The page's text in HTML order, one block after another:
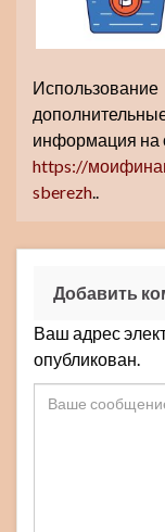
информация на
https://
sberezh..
Добавить
Ваш адрес
опубликован.